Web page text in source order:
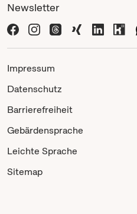
Newsletter
Impressum
Datenschutz
Barrierefreiheit
Gebärdensprache
Leichte Sprache
Sitemap